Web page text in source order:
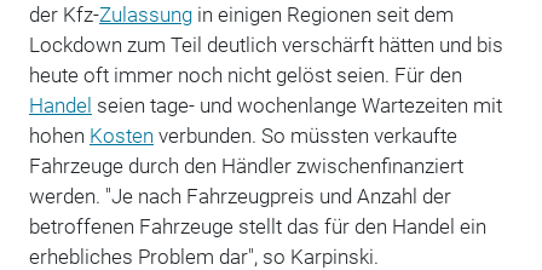
der Kfz-Zulassungin einigen Regionen seit dem
Lockdown zum Teil deutlich verschärft hätten und bis
heute oft immer noch nicht gelöst seien. Für den
Handel seien tage- und wochenlange Wartezeiten mit
hohen Kosten verbunden. So müssten verkaufte
Fahrzeuge durch den Händler zwischenfinanziert
werden. "Je nach Fahrzeugpreis und Anzahl der
betroffenen Fahrzeuge stellt das für den Handel ein
erhebliches Problem dar", so Karpinski.